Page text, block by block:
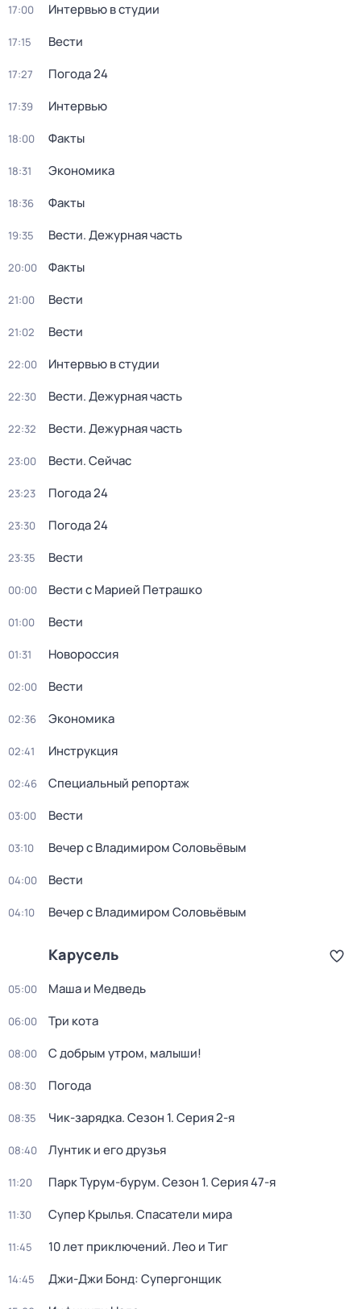
17:00 Интервью в студии
17:15 Вести
17:27 Погода 24
17:39 Интервью
18:00 Факты
18:31 Экономика
18:36 Факты
19:35 Вести. Дежурная часть
20:00 Факты
21:00 Вести
21:02 Вести
22:00 Интервью в студии
22:30 Вести. Дежурная часть
22:32 Вести. Дежурная часть
23:00 Вести. Сейчас
23:23 Погода 24
23:30 Погода 24
23:35 Вести
00:00 Вести с Марией Петрашко
01:00 Вести
01:31 Новороссия
02:00 Вести
02:36 Экономика
02:41 Инструкция
02:46 Специальный репортаж
03:00 Вести
03:10 Вечер с Владимиром Соловьёвым
04:00 Вести
04:10 Вечер с Владимиром Соловьёвым
Карусель
05:00 Маша и Медведь
06:00 Три кота
08:00 С добрым утром, малыши!
08:30 Погода
08:35 Чик-зарядка. Сезон 1. Серия 2-я
08:40 Лунтик и его друзья
11:20 Парк Турум-бурум. Сезон 1. Серия 47-я
11:30 Супер Крылья. Спасатели мира
11:45 10 лет приключений. Лео и Тиг
14:45 Джи-Джи Бонд: Супергонщик